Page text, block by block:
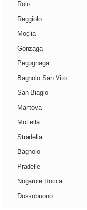
Rolo
Reggiolo
Moglia
Gonzaga
Pegognaga
Bagnolo San Vito
San Biagio
Mantova
Mottella
Stradella
Bagnolo
Pradelle
Nogarole Rocca
Dossobuono